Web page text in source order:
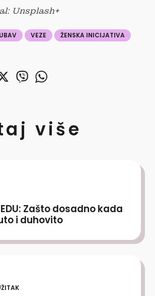
Unsplash+
VEZE ŽENSKA INICIJATIVA
više
Zašto dosadno kada
i duhovito